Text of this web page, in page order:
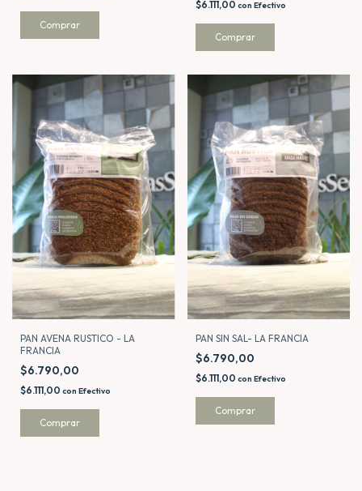
$6.111,00 con Efectivo
PAN AVENA RUSTICO - LA
FRANCIA
$6.790,00
$6.111,00 con Efectivo
PAN SIN SAL- LA FRANCIA
$6.790,00
$6.111,00 con Efectivo